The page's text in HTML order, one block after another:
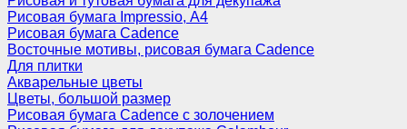
Рисовая бумага Impressio, А4
Рисовая бумага Cadence
Восточные мотивы, рисовая бумага Cadence
Для плитки
Акварельные цветы
Цветы, большой размер
Рисовая бумага Cadence c золочением